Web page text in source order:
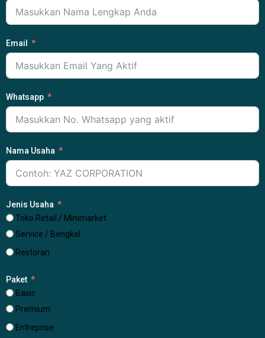
Email
Whatsapp
Nama Usaha
Jenis Usaha
Toko Retail / Minimarket
Service / Bengkel
Restoran
Paket
Basic
Premium
Entreprise